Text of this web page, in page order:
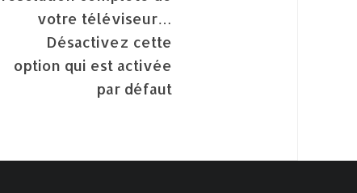
votre téléviseur…
Désactivez cette
option qui est activée
par défaut